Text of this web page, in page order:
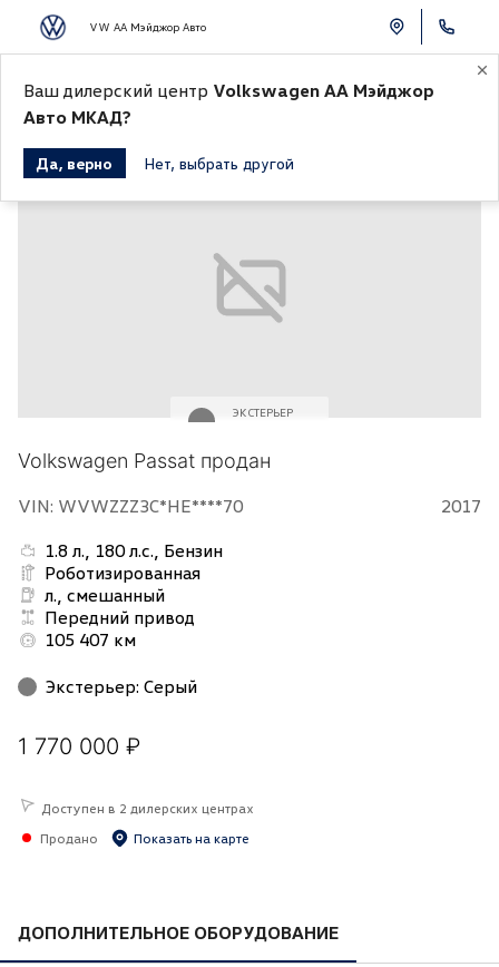
VW АА Мэйджор Авто
К СПИСКУ АВТОМОБИЛЕЙ
ЭКСТЕРЬЕР
ДОПОЛНИТЕЛЬНОЕ ОБОРУДОВАНИЕ
Volkswagen Passat продан
VIN: WVWZZZ3C*HE****70
2017
1.8 л., 180 л.с., Бензин
Роботизированная
л., смешанный
Передний привод
105 407 км
Экстерьер: Серый
1 770 000 ₽
Доступен в 2 дилерских центрах
Продано
Показать на карте
Ваш дилерский центр Volkswagen АА Мэйджор
Авто МКАД?
Да, верно Нет, выбрать другой